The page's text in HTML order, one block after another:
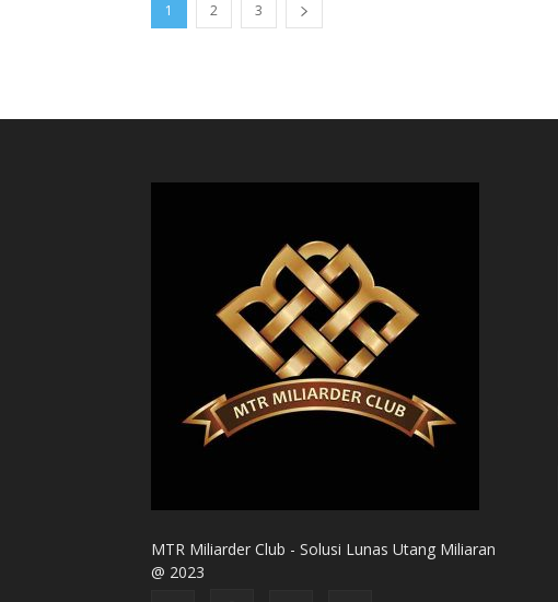
1 2 3
MTR Miliarder Club - Solusi Lunas Utang Miliaran
@ 2023